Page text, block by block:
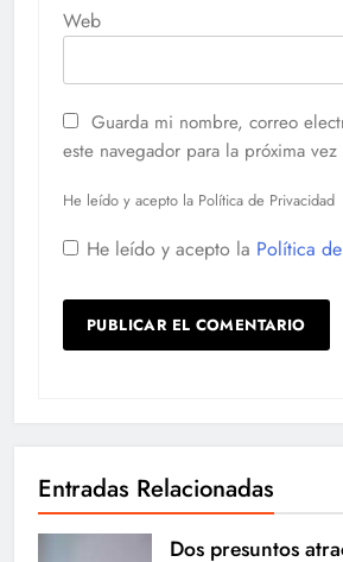
Web
Guarda mi nombre, correo
este navegador para la próxima
He leído y acepto la Política de Privacidad
He leído y acepto la Política
Entradas Relacionadas
Dos presuntos